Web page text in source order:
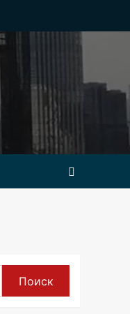
Поиск